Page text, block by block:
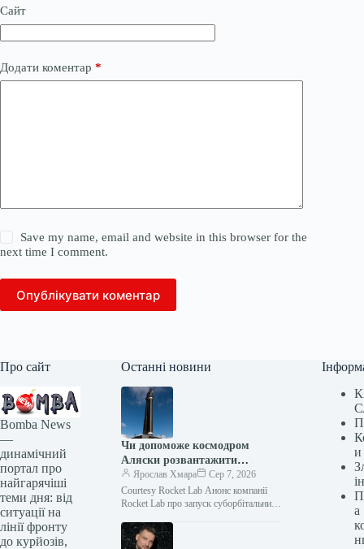
Сайт
Додати коментар *
Save my name, email and website in this browser for the
next time I comment.
Опублікувати коментар
Про сайт
Bomba News
—
динамічний
портал про
найгарячіші
теми дня: від
ситуації на
лінії фронту
до курйозів,
Останні новини
Чи допоможе космодром
Аляски розвантажити
запусків Пентагону?
Ярослав Хмара
Сер 7, 2026
Courtesy Rocket Lab Анонс компанії
Rocket Lab про запуск суборбітальних
вкрай необхідною опцією для…
и
а